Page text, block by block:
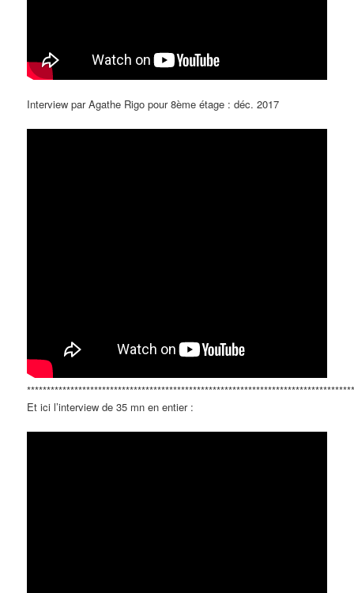
Interview par Agathe Rigo pour 8ème étage : déc. 2017
Et ici l’interview de 35 mn en entier :